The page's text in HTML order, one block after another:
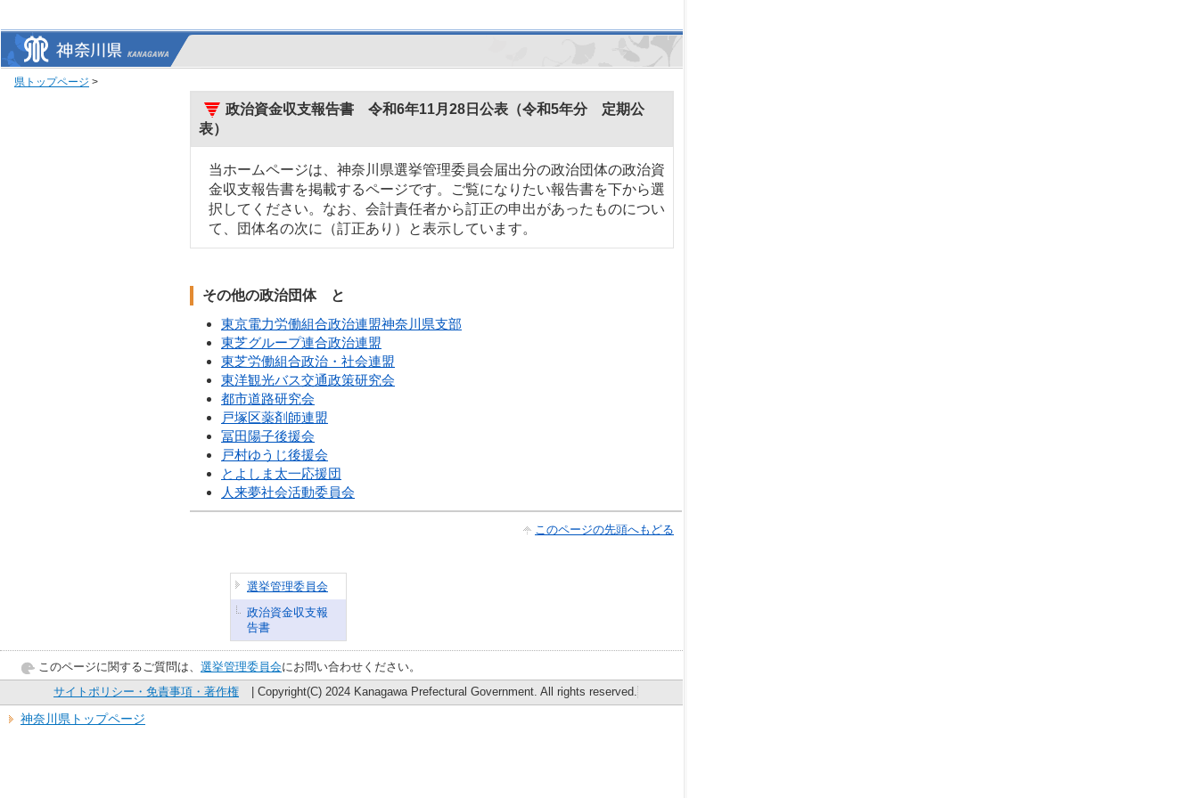
県トップページ >
政治資金収支報告書 令和6年11月28日公表（令和5年分 定期公
表）
当ホームページは、神奈川県選挙管理委員会届出分の政治団体の政治資
金収支報告書を掲載するページです。ご覧になりたい報告書を下から選
択してください。なお、会計責任者から訂正の申出があったものについ
て、団体名の次に（訂正あり）と表示しています。
その他の政治団体 と
東京電力労働組合政治連盟神奈川県支部
東芝グループ連合政治連盟
東芝労働組合政治・社会連盟
東洋観光バス交通政策研究会
都市道路研究会
戸塚区薬剤師連盟
冨田陽子後援会
戸村ゆうじ後援会
とよしま太一応援団
人来夢社会活動委員会
このページの先頭へもどる
選挙管理委員会
政治資金収支報
告書
このページに関するご質問は、 選挙管理委員会にお問い合わせください。
サイトポリシー・免責事項・著作権
| Copyright(C) 2024 Kanagawa Prefectural Government. All rights reserved.
神奈川県トップページ